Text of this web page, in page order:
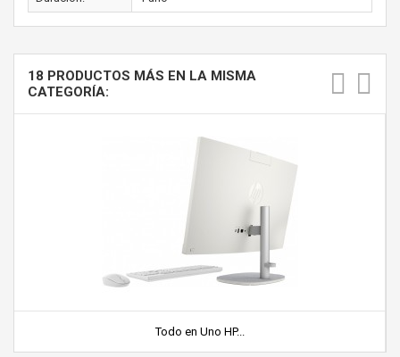
18 PRODUCTOS MÁS EN LA MISMA
CATEGORÍA:
Todo en Uno HP...